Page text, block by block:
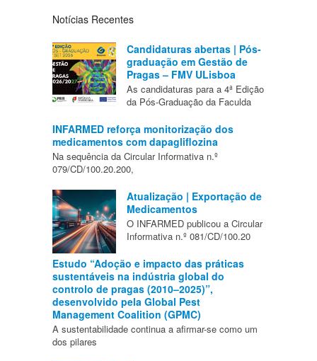
Notícias Recentes
Candidaturas abertas | Pós-
graduação em Gestão de
Pragas – FMV ULisboa
As candidaturas para a 4ª Edição
da Pós-Graduação da Faculda
INFARMED reforça monitorização dos
medicamentos com dapagliflozina
Na sequência da Circular Informativa n.º
079/CD/100.20.200,
Atualização | Exportação de
Medicamentos
O INFARMED publicou a Circular
Informativa n.º 081/CD/100.20
Estudo “Adoção e impacto das práticas
sustentáveis na indústria global do
controlo de pragas (2010–2025)”,
desenvolvido pela Global Pest
Management Coalition (GPMC)
A sustentabilidade continua a afirmar-se como um
dos pilares